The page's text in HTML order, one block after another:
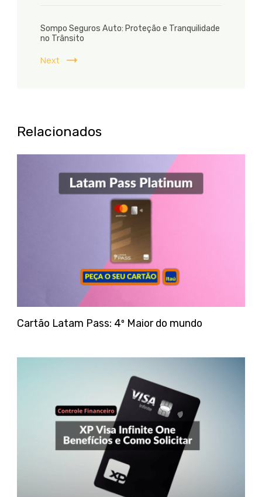
Sompo Seguros Auto: Proteção e Tranquilidade
no Trânsito
Next
Relacionados
Cartão Latam Pass: 4º Maior do mundo